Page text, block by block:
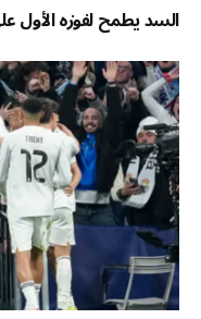
السد يطمح لفوزه الأول